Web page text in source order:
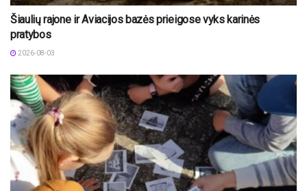
Šiaulių rajone ir Aviacijos bazės prieigose vyks karinės
pratybos
2026-08-03